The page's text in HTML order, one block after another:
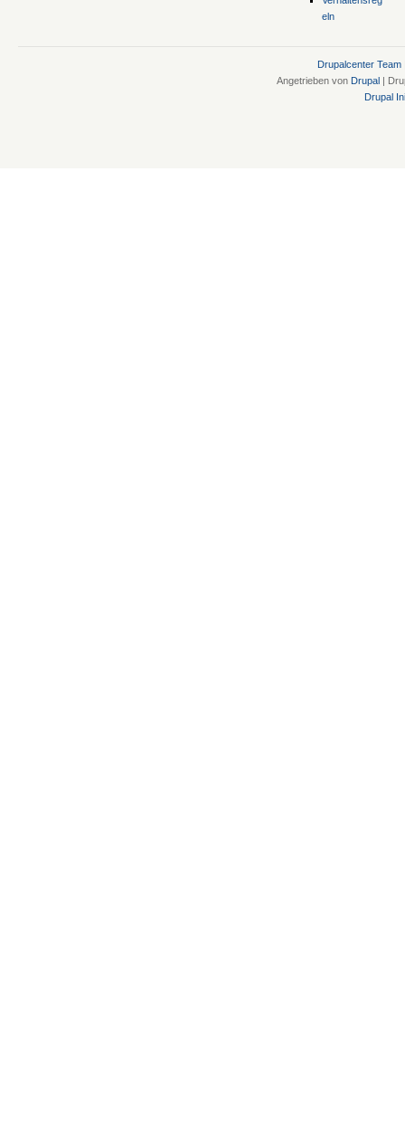
eln
Drupalcenter Team
Angetrieben von Drupal |
Drupal